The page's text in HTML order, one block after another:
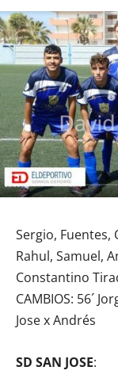
Sergio, Fuentes,
Rahul, Samuel,
Constantino
CAMBIOS: 56´
Jose x Andrés
SD SAN JOSE: